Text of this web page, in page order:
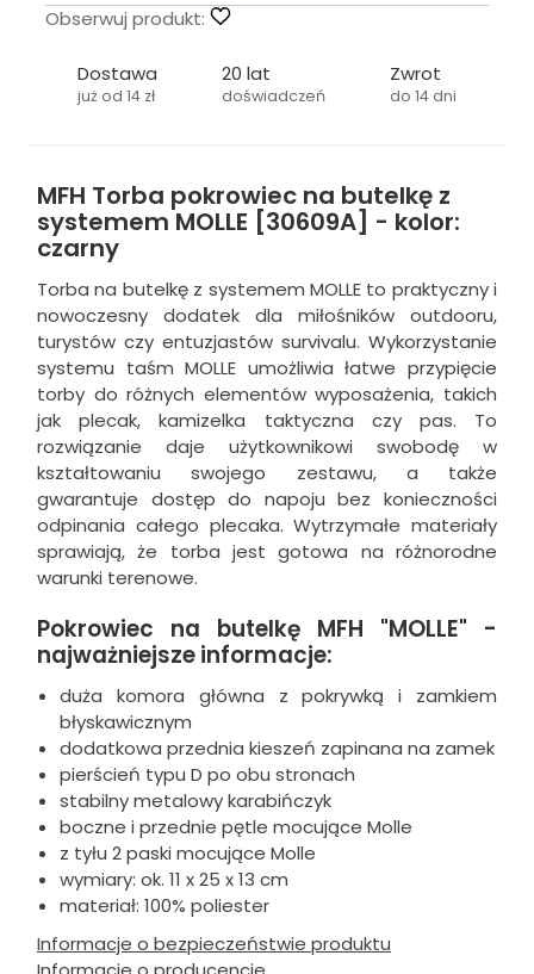
Obserwuj produkt:
Dostawa
już od 14 zł
20 lat
doświadczeń
Zwrot
do 14 dni
MFH Torba pokrowiec na butelkę z
systemem MOLLE [30609A] - kolor:
czarny
Torba na butelkę z systemem MOLLE to praktyczny i
nowoczesny dodatek dla miłośników outdooru,
turystów czy entuzjastów survivalu. Wykorzystanie
systemu taśm MOLLE umożliwia łatwe przypięcie
torby do różnych elementów wyposażenia, takich
jak plecak, kamizelka taktyczna czy pas. To
rozwiązanie daje użytkownikowi swobodę w
kształtowaniu swojego zestawu, a także
gwarantuje dostęp do napoju bez konieczności
odpinania całego plecaka. Wytrzymałe materiały
sprawiają, że torba jest gotowa na różnorodne
warunki terenowe.
Pokrowiec na butelkę MFH "MOLLE" -
najważniejsze informacje:
duża komora główna z pokrywką i zamkiem
błyskawicznym
dodatkowa przednia kieszeń zapinana na zamek
pierścień typu D po obu stronach
stabilny metalowy karabińczyk
boczne i przednie pętle mocujące Molle
z tyłu 2 paski mocujące Molle
wymiary: ok. 11 x 25 x 13 cm
materiał: 100% poliester
Informacje o bezpieczeństwie produktu